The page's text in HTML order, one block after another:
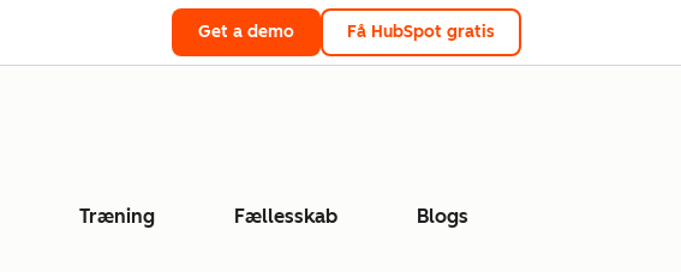
Get a demo Få HubSpot gratis
Træning Fællesskab Blogs